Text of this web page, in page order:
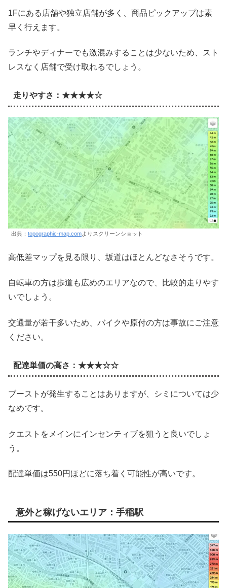
1Fにある店舗や独立店舗が多く、商品ピックアップは素
早く行えます。
ランチやディナーでも激混みすることは少ないため、スト
レスなく店舗で受け取れるでしょう。
走りやすさ：★★★★☆
出典： topographic-map.comよりスクリーンショット
高低差マップを見る限り、坂道はほとんどなさそうです。
自転車の方は歩道も広めのエリアなので、比較的走りやす
いでしょう。
交通量が若干多いため、バイクや原付の方は事故にご注意
ください。
配達単価の高さ：★★★☆☆
ブーストが発生することはありますが、シミについては少
なめです。
クエストをメインにインセンティブを狙うと良いでしょ
う。
配達単価は550円ほどに落ち着く可能性が高いです。
意外と稼げないエリア：手稲駅